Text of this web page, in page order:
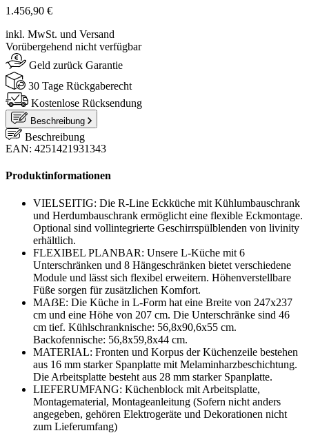
1.456,90 €
inkl. MwSt. und Versand
Vorübergehend nicht verfügbar
Geld zurück Garantie
30 Tage Rückgaberecht
Kostenlose Rücksendung
Beschreibung
Beschreibung
EAN: 4251421931343
Produktinformationen
VIELSEITIG: Die R-Line Eckküche mit Kühlumbauschrank
und Herdumbauschrank ermöglicht eine flexible Eckmontage.
Optional sind vollintegrierte Geschirrspülblenden von livinity
erhältlich.
FLEXIBEL PLANBAR: Unsere L-Küche mit 6
Unterschränken und 8 Hängeschränken bietet verschiedene
Module und lässt sich flexibel erweitern. Höhenverstellbare
Füße sorgen für zusätzlichen Komfort.
MAẞE: Die Küche in L-Form hat eine Breite von 247x237
cm und eine Höhe von 207 cm. Die Unterschränke sind 46
cm tief. Kühlschranknische: 56,8x90,6x55 cm.
Backofennische: 56,8x59,8x44 cm.
MATERIAL: Fronten und Korpus der Küchenzeile bestehen
aus 16 mm starker Spanplatte mit Melaminharzbeschichtung.
Die Arbeitsplatte besteht aus 28 mm starker Spanplatte.
LIEFERUMFANG: Küchenblock mit Arbeitsplatte,
Montagematerial, Montageanleitung (Sofern nicht anders
angegeben, gehören Elektrogeräte und Dekorationen nicht
zum Lieferumfang)